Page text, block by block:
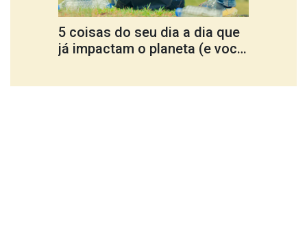
5 coisas do seu dia a dia que
já impactam o planeta (e você